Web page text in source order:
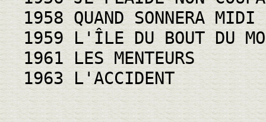
1958 QUAND SONNERA MIDI
1959 L'ÎLE DU BOUT DU
1961 LES MENTEURS
1963 L'ACCIDENT